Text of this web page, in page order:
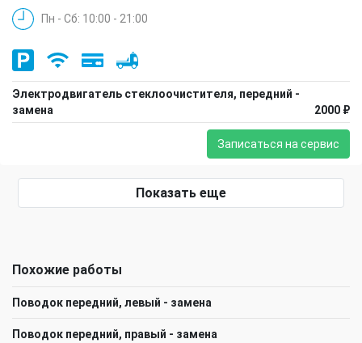
Пн - Сб: 10:00 - 21:00
Электродвигатель стеклоочистителя, передний -
замена
2000 ₽
Записаться на сервис
Показать еще
Похожие работы
Поводок передний, левый - замена
Поводок передний, правый - замена